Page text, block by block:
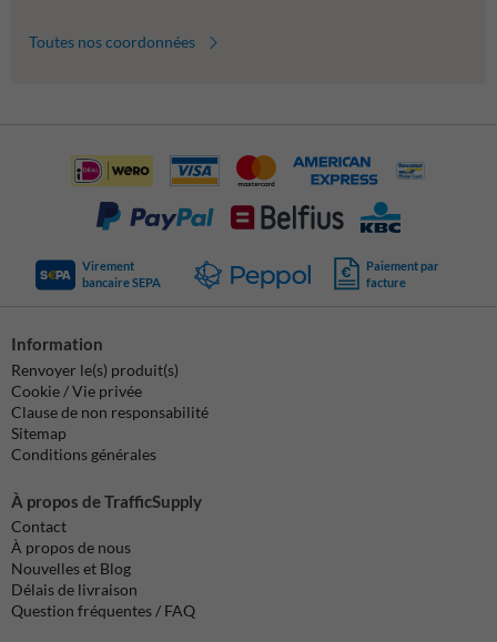
Toutes nos coordonnées
Virement
bancaire SEPA
Paiement par
facture
Information
Renvoyer le(s) produit(s)
Cookie / Vie privée
Clause de non responsabilité
Sitemap
Conditions générales
À propos de TrafficSupply
Contact
À propos de nous
Nouvelles et Blog
Délais de livraison
Question fréquentes / FAQ